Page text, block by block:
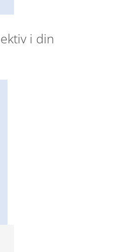
i din
till annan webbplats,